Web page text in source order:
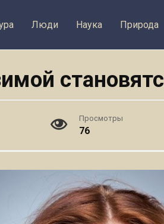
Люди Наука Природа
Просмотры
76